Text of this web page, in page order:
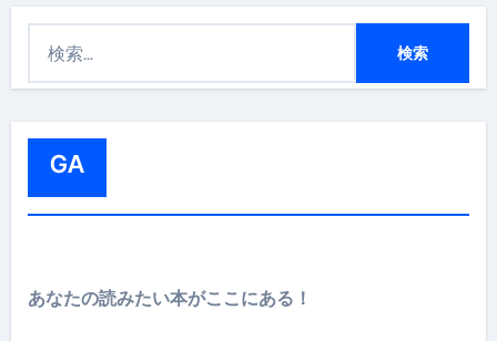
GA
あなたの読みたい本がここにある！